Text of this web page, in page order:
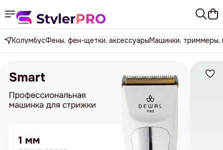
КолумбусФены, фен-щетки, аксессуарыМашинки, триммеры,